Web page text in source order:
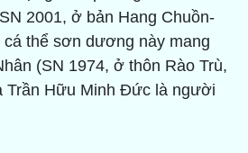
2001, ở bản Hang Chuồn-
cá thể sơn dương này mang
(SN 1974, ở thôn Rào Trù,
Trần Hữu Minh Đức là người